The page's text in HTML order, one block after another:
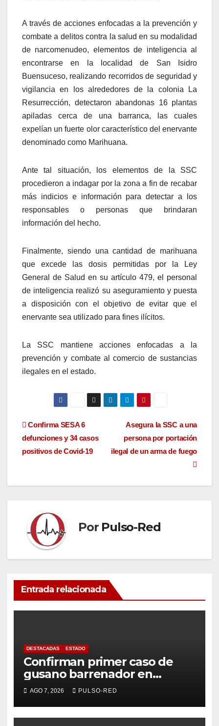
A través de acciones enfocadas a la prevención y
combate a delitos contra la salud en su modalidad
de narcomenudeo, elementos de inteligencia al
encontrarse en la localidad de San Isidro
Buensuceso, realizando recorridos de seguridad y
vigilancia en los alrededores de la colonia La
Resurrección, detectaron abandonas 16 plantas
apiladas cerca de una barranca, las cuales
expelían un fuerte olor característico del enervante
denominado como Marihuana.
Ante tal situación, los elementos de la SSC
procedieron a indagar por la zona a fin de recabar
más indicios e información para detectar a los
responsables o personas que brindaran
información del hecho.
Finalmente, siendo una cantidad de marihuana
que excede las dosis permitidas por la Ley
General de Salud en su artículo 479, el personal
de inteligencia realizó su aseguramiento y puesta
a disposición con el objetivo de evitar que el
enervante sea utilizado para fines ilícitos.
La SSC mantiene acciones enfocadas a la
prevención y combate al comercio de sustancias
ilegales en el estado.
Navegación
de
Asegura la SSC a una
persona por portación
ilegal de un arma de fuego
Confirma SESA 6
defunciones y 34 casos
positivos de Covid-19
Por Pulso-Red
Entrada relacionada
DESTACADAS ESTADO
Confirman primer caso de
gusano barrenador en
humano en Tlaxcala
AGO 7, 2026 PULSO-RED